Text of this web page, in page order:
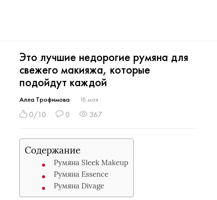
Это лучшие недорогие румяна для
свежего макияжа, которые
подойдут каждой
Алла Трофимова 18 мая
0/10 0 367
Содержание
Румяна Sleek Makeup
Румяна Essence
Румяна Divage